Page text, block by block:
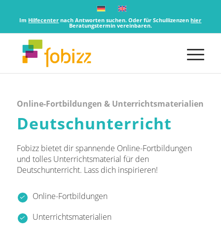
Im Hilfecenter nach Antworten suchen. Oder für Schullizenzenhier
Beratungstermin vereinbaren.
Online-Fortbildungen & Unterrichtsmaterialien
Deutschunterricht
Fobizz bietet dir spannende Online-Fortbildungen
und tolles Unterrichtsmaterial für den
Deutschunterricht. Lass dich inspirieren!
Online-Fortbildungen
Unterrichtsmaterialien